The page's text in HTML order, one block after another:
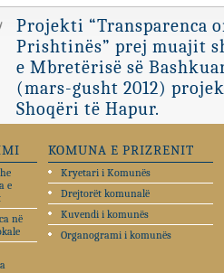
Projekti “Transparenca
Prishtinës” prej muajit
e Mbretërisë së
(mars-gusht 2012)
Shoqëri të Hapur.
e
në
KOMUNA E PRIZRENIT
Kryetari i Komunës
Drejtorët komunalë
Kuvendi i komunës
Organogrami i komunës